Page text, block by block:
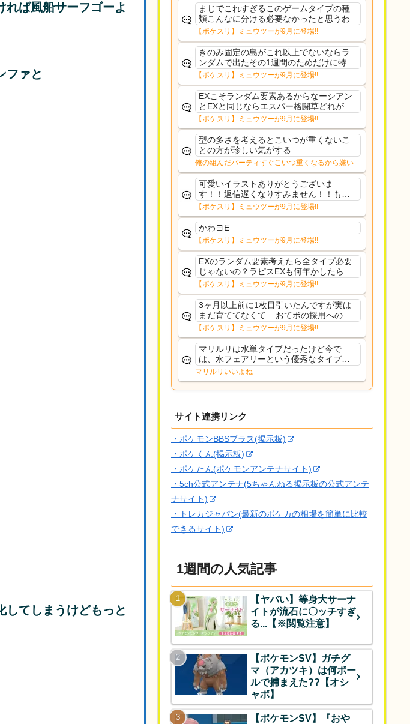
れば風船サーフゴーよ
ファと
してしまうけどもっと
まじでこれすぎるこのゲームタイプの種
類こんなに分ける必要なかったと思うわ
【ポケスリ】ミュウツーが9月に登場!!
きのみ固定の島がこれ以上でないならラ
ンダムで出たその1週間のためだけに特定
のタイプにリソース割くのなんだかむな
しい気がするわ出番がないってわけじゃ
ないから無駄ではないんだけど
【ポケスリ】ミュウツーが9月に登場!!
EXこそランダム要素あるからなーシアン
とEXと同じならエスパー格闘草どれが事
前に来るか分からんから、積む必要があ
るミュウツーは使いにくくね？って思っ
た
【ポケスリ】ミュウツーが9月に登場!!
型の多さを考えるとこいつが重くないこ
との方が珍しい気がする
俺の組んだパーティすぐこいつ重くなるから嫌い
可愛いイラストありがとうございま
す！！返信遅くなりすみません！！もう
少ししたら通常再開できます！
【ポケスリ】ミュウツーが9月に登場!!
かわヨE
【ポケスリ】ミュウツーが9月に登場!!
EXのランダム要素考えたら全タイプ必要
じゃないの？ラピスEXも何年かしたら来
るだろうし後から厳選したい育てたいっ
て思ってもどうにもならないのがこのゲ
ームだしな
【ポケスリ】ミュウツーが9月に登場!!
3ヶ月以上前に1枚目引いたんですが実は
まだ育ててなくて....おてボの採用への影
響は勉強になります。ありがとうござい
ますオイルはだいぶ強めのABBレントラ
ーいて芋の方が不安なんで1枚目にしよう
かなと思...
【ポケスリ】ミュウツーが9月に登場!!
マリルリは水単タイプだったけど今で
は、水フェアリーという優秀なタイプだ
な、後特性力持ちって見た目と全然違う
な
マリルリいいよね
サイト連携リンク
・ポケモンBBSプラス(掲示板)
・ポケくん(掲示板)
・ポケたん(ポケモンアンテナサイト)
・5ch公式アンテナ(5ちゃんねる掲示板の公式アンテ
ナサイト)
・トレカジャパン(最新のポケカの相場を簡単に比較
できるサイト)
1週間の人気記事
【ヤバい】等身大サーナ
イトが流石に〇ッチすぎ
る...【※閲覧注意】
【ポケモンSV】ガチグ
マ（アカツキ）は何ボー
ルで捕まえた??【オシ
ャボ】
【ポケモンSV】『おや